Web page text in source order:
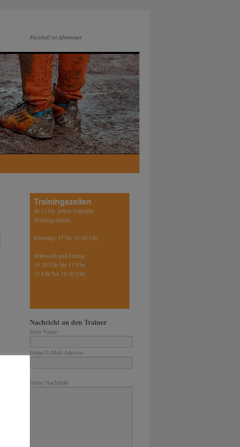
Fussball ist Abenteuer
Trainingszeiten
ab 13.04. gelten folgende
Trainingszeiten:
Dienstag: 17 bis 18.30 Uhr
Mittwoch und Freitag:
15.30 Uhr bis 17 Uhr
17 Uhr bis 18.30 Uhr
Nachricht an den Trainer
Dein Name
Deine E-Mail-Adresse
Deine Nachricht